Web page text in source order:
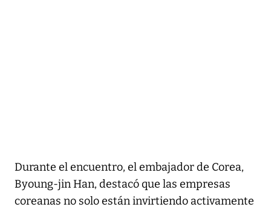
Durante el encuentro, el embajador de Corea,
Byoung-jin Han, destacó que las empresas
coreanas no solo están invirtiendo activamente